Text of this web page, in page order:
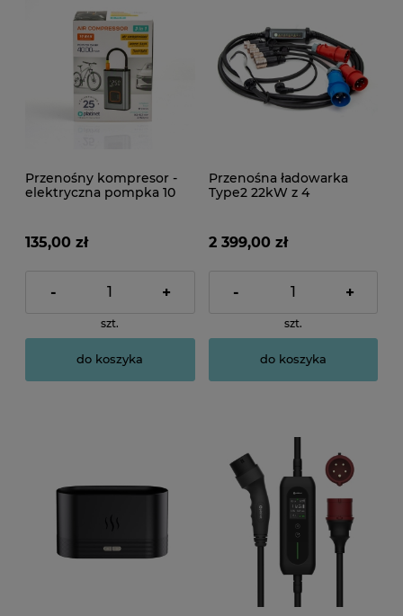
Przenośny kompresor -
elektryczna pompka 10
135,00 zł
- +
szt.
do koszyka
Przenośna ładowarka
Type2 22kW z 4
2 399,00 zł
- +
szt.
do koszyka